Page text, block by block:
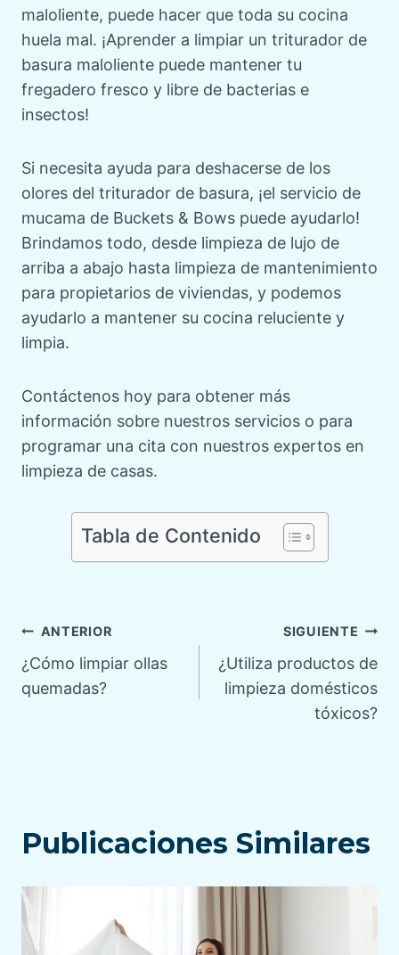
maloliente, puede hacer que toda su cocina
huela mal. ¡Aprender a limpiar un triturador de
basura maloliente puede mantener tu
fregadero fresco y libre de bacterias e
insectos!
Si necesita ayuda para deshacerse de los
olores del triturador de basura, ¡el servicio de
mucama de Buckets & Bows puede ayudarlo!
Brindamos todo, desde limpieza de lujo de
arriba a abajo hasta limpieza de mantenimiento
para propietarios de viviendas, y podemos
ayudarlo a mantener su cocina reluciente y
limpia.
Contáctenos hoy para obtener más
información sobre nuestros servicios o para
programar una cita con nuestros expertos en
limpieza de casas.
Tabla de Contenido
Navegación
de
ANTERIOR
¿Cómo limpiar ollas
quemadas?
SIGUIENTE
¿Utiliza productos de
limpieza domésticos
tóxicos?
Publicaciones Similares